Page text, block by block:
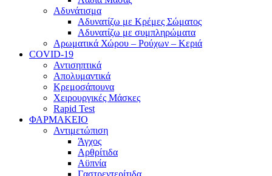
Αδυνάτισμα
Αδυνατίζω με Κρέμες Σώματος
Αδυνατίζω με συμπληρώματα
Αρωματικά Χώρου – Ρούχων – Κεριά
COVID-19
Αντισηπτικά
Απολυμαντικά
Κρεμοσάπουνα
Χειρουργικές Μάσκες
Rapid Test
ΦΑΡΜΑΚΕΙΟ
Αντιμετώπιση
Άγχος
Αρθρίτιδα
Αϋπνία